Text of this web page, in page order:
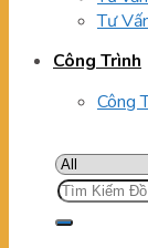
Tư
Công Trình
Công
Tìm
kiếm: